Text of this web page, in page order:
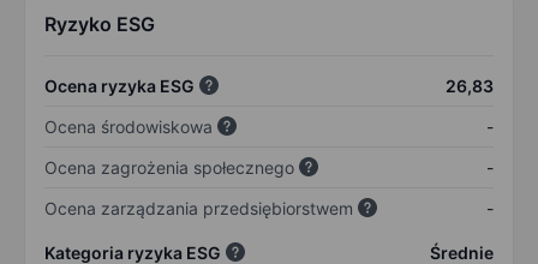
Ryzyko ESG
Ocena ryzyka ESG
26,83
Ocena środowiskowa
-
Ocena zagrożenia społecznego
-
Ocena zarządzania przedsiębiorstwem
-
Kategoria ryzyka ESG Średnie